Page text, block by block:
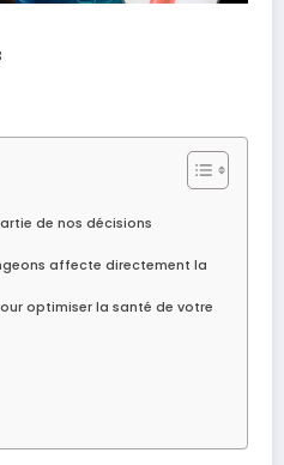
de nos décisions
affecte directement la
optimiser la santé de votre